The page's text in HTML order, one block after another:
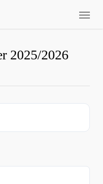
2025/2026